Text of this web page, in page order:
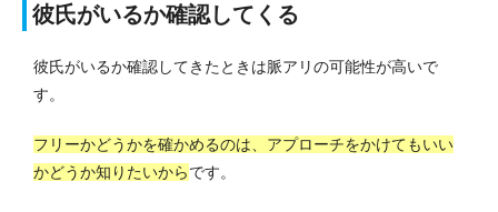
彼氏がいるか確認してくる
彼氏がいるか確認してきたときは脈アリの可能性が高いで
す。
フリーかどうかを確かめるのは、アプローチをかけてもいい
かどうか知りたいからです。